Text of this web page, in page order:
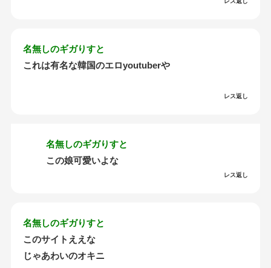
名無しのギガりすと
これは有名な韓国のエロyoutuberや
レス返し
名無しのギガりすと
この娘可愛いよな
レス返し
名無しのギガりすと
このサイトええな
じゃあわいのオキニ